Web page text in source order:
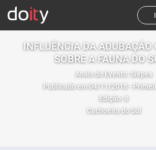
INFLUÊNCIA DA ADUBAÇÃO
SOBRE A FAUNA DO
Anais do Evento: Siepex
Publicado em 04/11/2018 -
Edição: 8
Cachoeira do Sul